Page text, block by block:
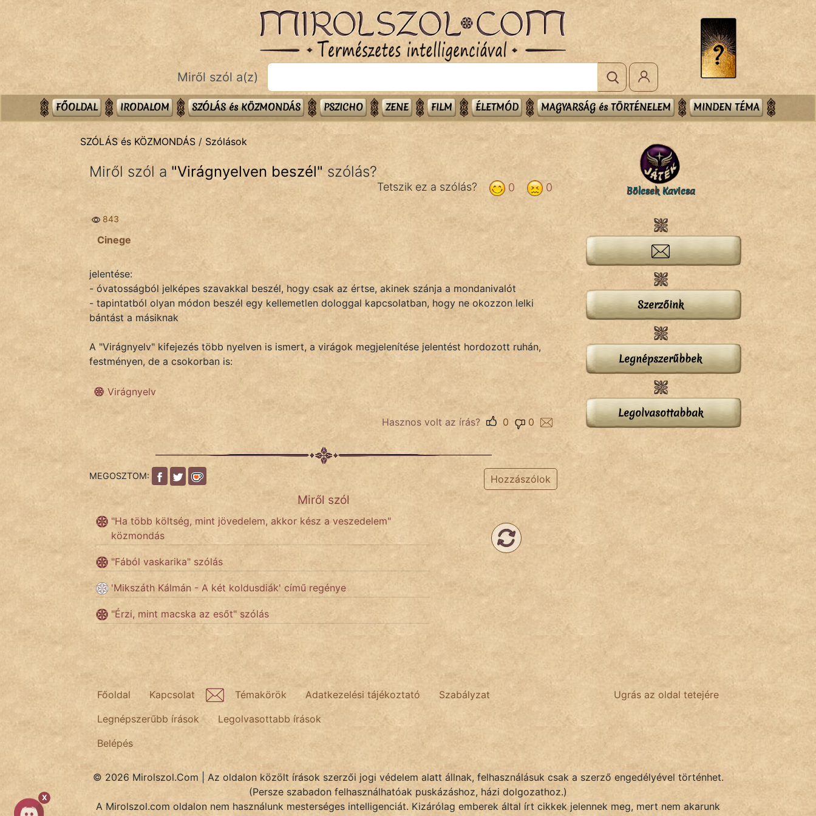
X
Bibliai
Közmondások
Szóláscsoportok
KÖZMONDÁS
FILM
fantom
Láron Ádám
nagyöreg
Miről szól a(z)
FŐOLDAL IRODALOM SZÓLÁS és KÖZMONDÁS PSZICHO ZENE FILM ÉLETMÓD MAGYARSÁG és TÖRTÉNELEM MINDEN TÉMA
SZÓLÁS és KÖZMONDÁS / Szólások
Miről szól a "Virágnyelven beszél" szólás?
0
0
Tetszik ez a szólás?
843
Cinege
jelentése:
- óvatosságból jelképes szavakkal beszél, hogy csak az értse, akinek szánja a mondanivalót
- tapintatból olyan módon beszél egy kellemetlen dologgal kapcsolatban, hogy ne okozzon lelki
bántást a másiknak
A "Virágnyelv" kifejezés több nyelven is ismert, a virágok megjelenítése jelentést hordozott ruhán,
festményen, de a csokorban is:
Virágnyelv
Hasznos volt az írás? 0
0
MEGOSZTOM: Hozzászólok
Miről szól
"Ha több költség, mint jövedelem, akkor kész a veszedelem"
közmondás
"Fából vaskarika" szólás
'Mikszáth Kálmán - A két koldusdiák' című regénye
"Érzi, mint macska az esőt" szólás
Bölcsek Kavicsa
Szerzőink
Legnépszerűbbek
Legolvasottabbak
Ugrás az oldal tetejére
Főoldal Kapcsolat Témakörök Adatkezelési tájékoztató
Szabályzat
Legnépszerűbb írások
Legolvasottabb írások
Belépés
© 2026 Mirolszol.Com | Az oldalon közölt írások szerzői jogi védelem alatt állnak, felhasználásuk csak a szerző engedélyével történhet.
(Persze szabadon felhasználhatóak puskázáshoz, házi dolgozathoz.)
A Mirolszol.com oldalon nem használunk mesterséges intelligenciát. Kizárólag emberek által írt cikkek jelennek meg, mert nem akarunk